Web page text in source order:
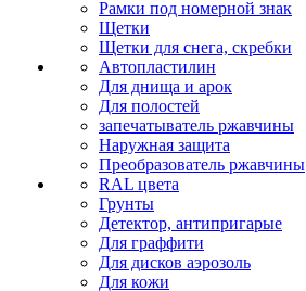
Рамки под номерной знак
Щетки
Щетки для снега, скребки
Автопластилин
Для днища и арок
Для полостей
запечатыватель ржавчины
Наружная защита
Преобразователь ржавчины
RAL цвета
Грунты
Детектор, антипригарые
Для граффити
Для дисков аэрозоль
Для кожи